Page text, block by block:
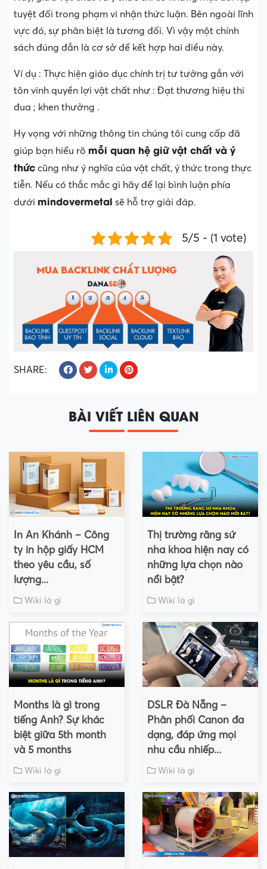
tuyệt đối trong phạm vi nhận thức luận. Bên ngoài lĩnh
vực đó, sự phân biệt là tương đối. Vì vậy một chính
sách đúng đắn là cơ sở để kết hợp hai điều này.
Ví dụ : Thực hiện giáo dục chính trị tư tưởng gắn với
tôn vinh quyền lợi vật chất như : Đạt thương hiệu thi
đua ; khen thưởng .
Hy vọng với những thông tin chúng tôi cung cấp đã
giúp bạn hiểu rõ mỗi quan hệ giữ vật chất và ý
thức cũng như ý nghĩa của vật chất, ý thức trong thực
tiễn. Nếu có thắc mắc gì hãy để lại bình luận phía
dưới mindovermetal sẽ hỗ trợ giải đáp.
5/5 - (1 vote)
SHARE:
BÀI VIẾT LIÊN QUAN
In An Khánh – Công
ty in hộp giấy HCM
theo yêu cầu, số
lượng...
Wiki là gì
Thị trường răng sứ
nha khoa hiện nay có
những lựa chọn nào
nổi bật?
Wiki là gì
Months là gì trong
tiếng Anh? Sự khác
biệt giữa 5th month
và 5 months
Wiki là gì
DSLR Đà Nẵng –
Phân phối Canon đa
dạng, đáp ứng mọi
nhu cầu nhiếp...
Wiki là gì